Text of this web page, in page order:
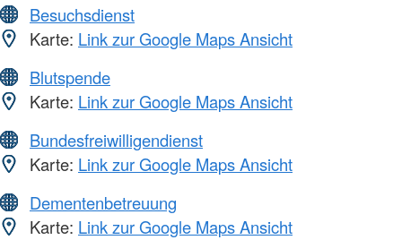
Besuchsdienst
Karte: Link zur Google Maps Ansicht
Blutspende
Karte: Link zur Google Maps Ansicht
Bundesfreiwilligendienst
Karte: Link zur Google Maps Ansicht
Dementenbetreuung
Karte: Link zur Google Maps Ansicht